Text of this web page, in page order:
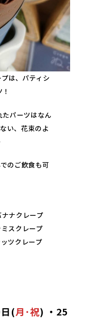
は、パティシ
パーツはなん
い、花束のよ
のご飲食も可
ナクレープ
スクレープ
ツクレープ
(月･祝) ・25